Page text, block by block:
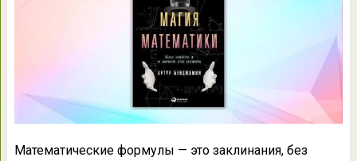
Математические формулы — это заклинания, без